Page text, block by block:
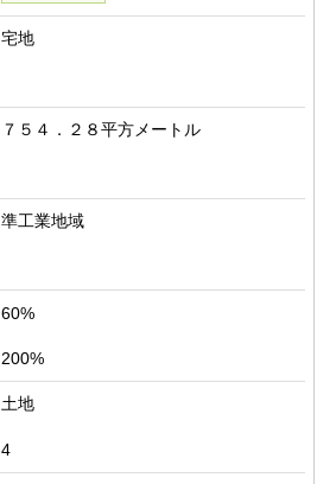
宅地
７５４．２８平方メートル
準工業地域
60%
200%
土地
4